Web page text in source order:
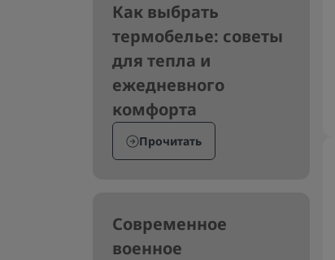
Как выбрать
термобелье: советы
для тепла и
ежедневного
комфорта
Прочитать
Современное
военное